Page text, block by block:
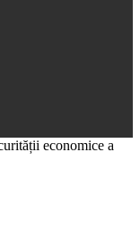
economice a